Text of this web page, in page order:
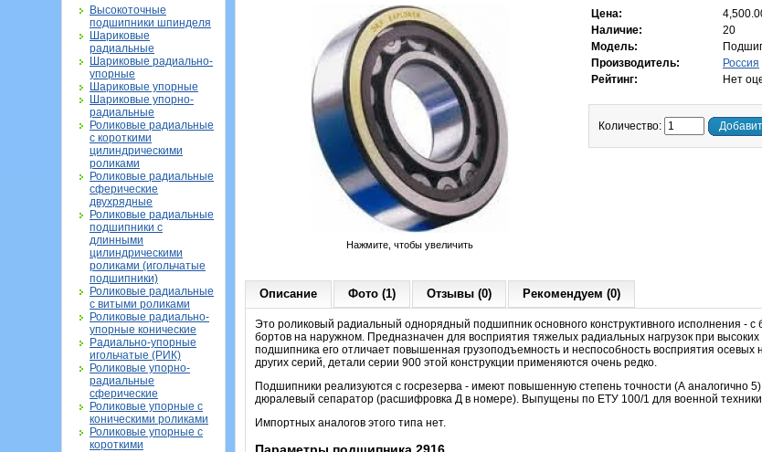
Высокоточные
подшипники шпинделя
Шариковые
радиальные
Шариковые радиально-
упорные
Шариковые упорные
Шариковые упорно-
радиальные
Роликовые радиальные
с короткими
цилиндрическими
роликами
Роликовые радиальные
сферические
двухрядные
Роликовые радиальные
подшипники с
длинными
цилиндрическими
роликами (игольчатые
подшипники)
Роликовые радиальные
с витыми роликами
Роликовые радиально-
упорные конические
Радиально-упорные
игольчатые (РИК)
Роликовые упорно-
радиальные
сферические
Роликовые упорные с
коническими роликами
Роликовые упорные с
короткими
Нажмите, чтобы увеличить
Цена:
Наличие:
20
Модель:
Производитель:
Россия
Рейтинг:
Нет
Количество:
Описание Фото (1) Отзывы (0) Рекомендуем (0)
Это роликовый радиальный однорядный подшипник основного конструктивного исполнения - с
бортов на наружном. Предназначен для восприятия тяжелых радиальных нагрузок при
подшипника его отличает повышенная грузоподъемность и неспособность восприятия осевых
других серий, детали серии 900 этой конструкции применяются очень редко.
Подшипники реализуются с госрезерва - имеют повышенную степень точности (А аналогично
дюралевый сепаратор (расшифровка Д в номере). Выпущены по ЕТУ 100/1 для военной
Импортных аналогов этого типа нет.